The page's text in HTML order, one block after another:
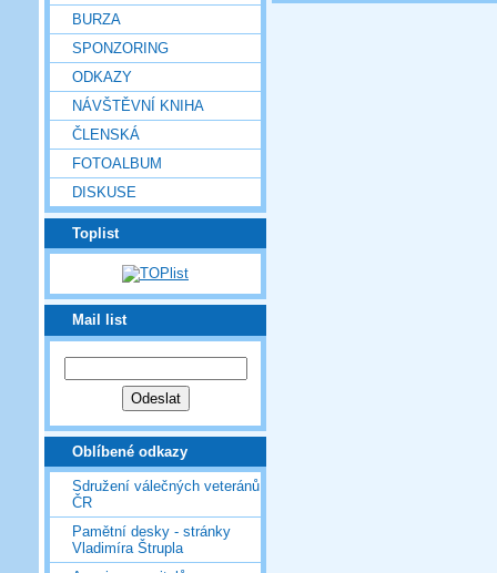
BURZA
SPONZORING
ODKAZY
NÁVŠTĚVNÍ KNIHA
ČLENSKÁ
FOTOALBUM
DISKUSE
Toplist
Mail list
Oblíbené odkazy
Sdružení válečných veteránů
ČR
Pamětní desky - stránky
Vladimíra Štrupla